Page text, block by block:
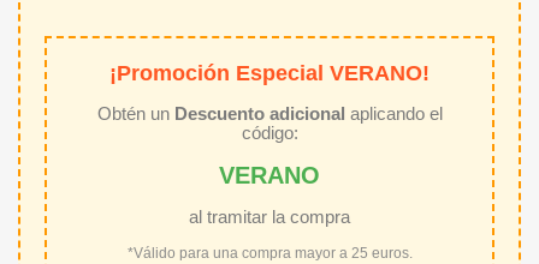
¡Promoción Especial VERANO!
Obtén un Descuento adicional aplicando el
código:
VERANO
al tramitar la compra
*Válido para una compra mayor a 25 euros.